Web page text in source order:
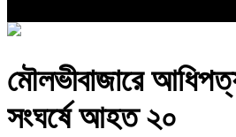
মৌলভীবাজারে
সংঘর্ষে আহত ২০